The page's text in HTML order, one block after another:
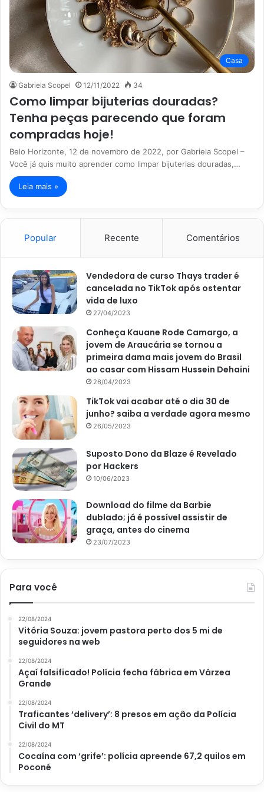
Casa
Gabriela Scopel 12/11/2022 34
Como limpar bijuterias douradas?
Tenha peças parecendo que foram
compradas hoje!
Belo Horizonte, 12 de novembro de 2022, por Gabriela Scopel –
Você já quis muito aprender como limpar bijuterias douradas,…
Leia mais »
Popular Recente Comentários
Vendedora de curso Thays trader é
cancelada no TikTok após ostentar
vida de luxo
27/04/2023
Conheça Kauane Rode Camargo, a
jovem de Araucária se tornou a
primeira dama mais jovem do Brasil
ao casar com Hissam Hussein Dehaini
26/04/2023
TikTok vai acabar até o dia 30 de
junho? saiba a verdade agora mesmo
26/05/2023
Suposto Dono da Blaze é Revelado
por Hackers
10/06/2023
Download do filme da Barbie
dublado; já é possível assistir de
graça, antes do cinema
23/07/2023
Para você
22/08/2024
Vitória Souza: jovem pastora perto dos 5 mi de
seguidores na web
22/08/2024
Açaí falsificado! Polícia fecha fábrica em Várzea
Grande
22/08/2024
Traficantes ‘delivery’: 8 presos em ação da Polícia
Civil do MT
22/08/2024
Cocaína com ‘grife’: polícia apreende 67,2 quilos em
Poconé